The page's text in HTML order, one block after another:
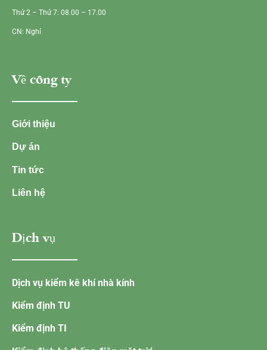
Thứ 2 – Thứ 7: 08.00 – 17.00
CN: Nghỉ
Về công ty
Giới thiệu
Dự án
Tin tức
Liên hệ
Dịch vụ
Dịch vụ kiểm kê khí nhà kính
Kiểm định TU
Kiểm định TI